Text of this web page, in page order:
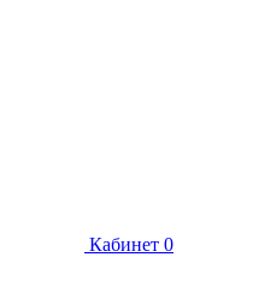
Кабинет 0